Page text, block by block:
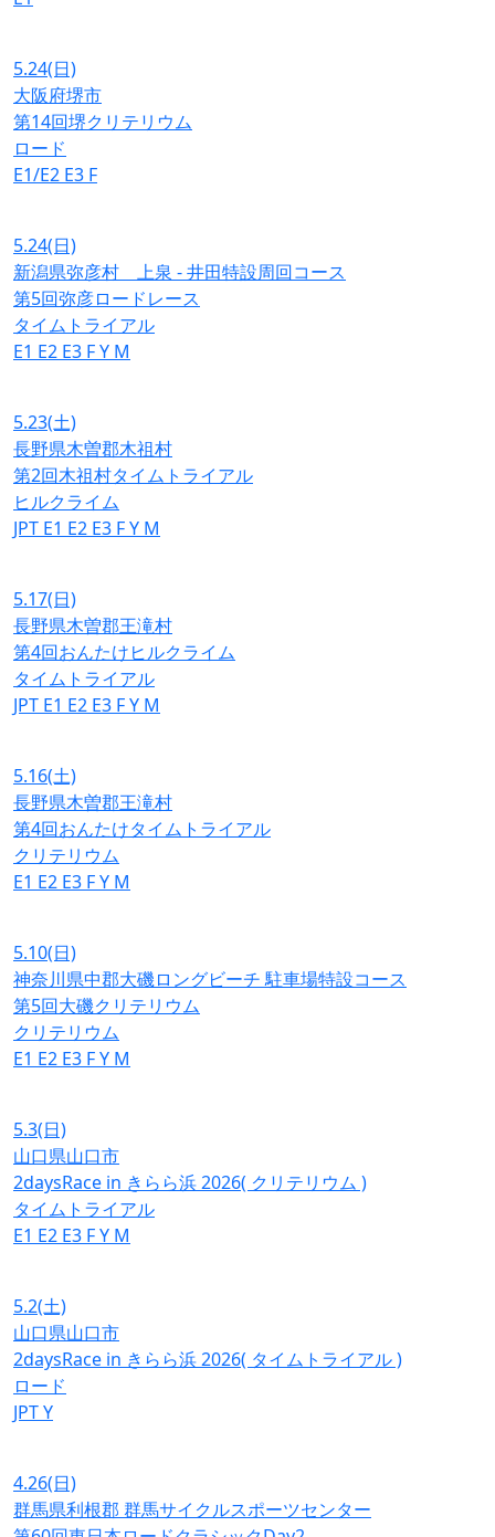
5.24(日)
大阪府堺市
第14回堺クリテリウム
ロード
E1/E2 E3 F
5.24(日)
新潟県弥彦村 上泉 - 井田特設周回コース
第5回弥彦ロードレース
タイムトライアル
E1 E2 E3 FY M
5.23(土)
長野県木曽郡木祖村
第2回木祖村タイムトライアル
ヒルクライム
JPT E1 E2 E3 FY M
5.17(日)
長野県木曽郡王滝村
第4回おんたけヒルクライム
タイムトライアル
JPT E1 E2 E3 FY M
5.16(土)
長野県木曽郡王滝村
第4回おんたけタイムトライアル
クリテリウム
E1 E2 E3 FY M
5.10(日)
神奈川県中郡大磯ロングビーチ 駐車場特設コース
第5回大磯クリテリウム
クリテリウム
E1 E2 E3 FY M
5.3(日)
山口県山口市
2daysRace in きらら浜 2026( クリテリウム )
タイムトライアル
E1 E2 E3 FY M
5.2(土)
山口県山口市
2daysRace in きらら浜 2026( タイムトライアル )
ロード
JPTY
4.26(日)
群馬県利根郡 群馬サイクルスポーツセンター